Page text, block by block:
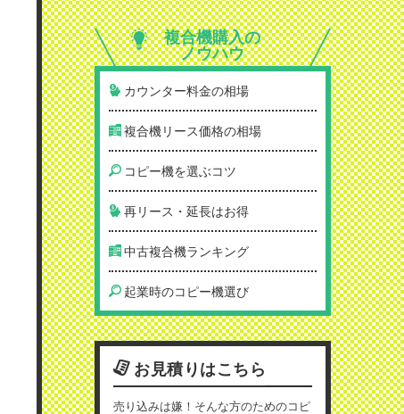
複合機購入の
ノウハウ
カウンター料金の相場
複合機リース価格の相場
コピー機を選ぶコツ
再リース・延長はお得
中古複合機ランキング
起業時のコピー機選び
お見積りはこちら
売り込みは嫌！そんな方のためのコピ